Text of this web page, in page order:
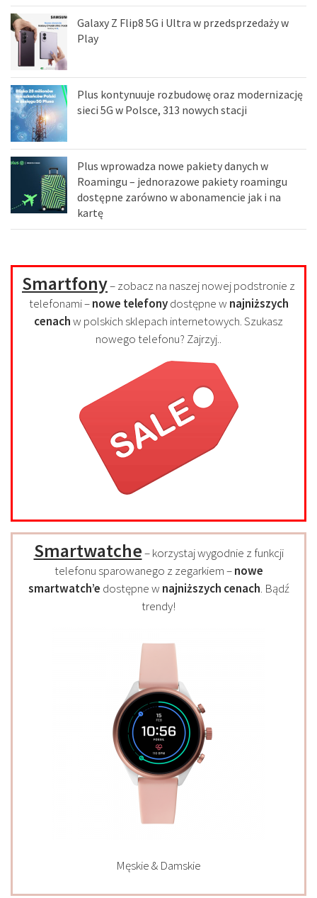
Galaxy Z Flip8 5G i Ultra w przedsprzedaży w
Play
Plus kontynuuje rozbudowę oraz modernizację
sieci 5G w Polsce, 313 nowych stacji
Plus wprowadza nowe pakiety danych w
Roamingu – jednorazowe pakiety roamingu
dostępne zarówno w abonamencie jak i na
kartę
Smartfony– zobacz na naszej nowej podstronie z
telefonami –nowe telefonydostępne w najniższych
cenachw polskich sklepach internetowych. Szukasz
nowego telefonu? Zajrzyj..
Smartwatche– korzystaj wygodnie z funkcji
telefonu sparowanego z zegarkiem –nowe
smartwatch’e dostępne w najniższych cenach. Bądź
trendy!
Męskie & Damskie